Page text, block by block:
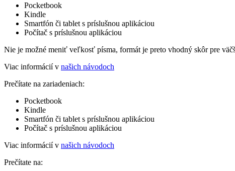
Pocketbook
Kindle
Smartfón či tablet s príslušnou aplikáciou
Počítač s príslušnou aplikáciou
Nie je možné meniť veľkosť písma, formát je preto vhodný skôr pre
Viac informácií v našich návodoch
Prečítate na zariadeniach:
Pocketbook
Kindle
Smartfón či tablet s príslušnou aplikáciou
Počítač s príslušnou aplikáciou
Viac informácií v našich návodoch
Prečítate na: